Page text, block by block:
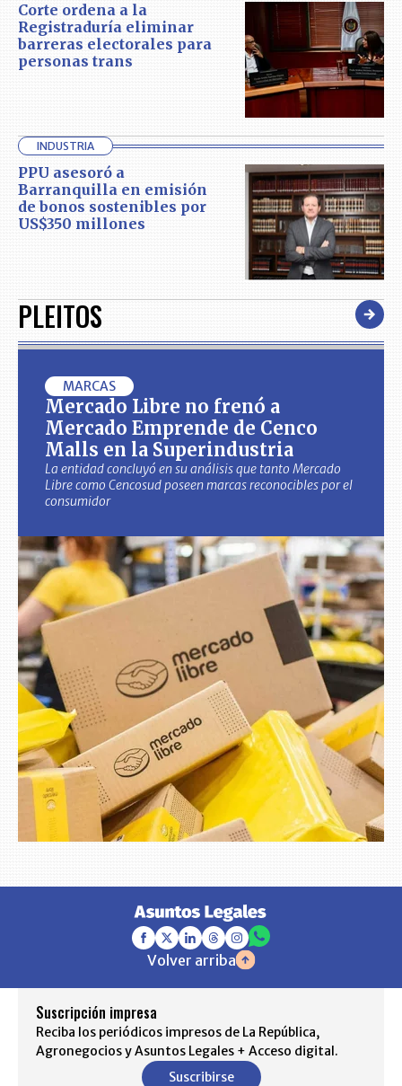
Corte ordena a la
Registraduría eliminar
barreras electorales para
personas trans
INDUSTRIA
PPU asesoró a
Barranquilla en emisión
de bonos sostenibles por
US$350 millones
PLEITOS
MARCAS
Mercado Libre no frenó a
Mercado Emprende de Cenco
Malls en la Superindustria
La entidad concluyó en su análisis que tanto Mercado
Libre como Cencosud poseen marcas reconocibles por el
consumidor
Volver arriba
Suscripción impresa
Reciba los periódicos impresos de La República,
Agronegocios y Asuntos Legales + Acceso digital.
Suscribirse